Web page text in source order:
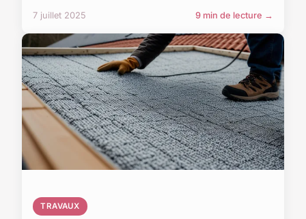
7 juillet 2025 9 min de lecture →
TRAVAUX